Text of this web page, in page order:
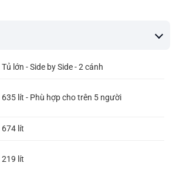
Tủ lớn - Side by Side - 2 cánh
635 lít - Phù hợp cho trên 5 người
674 lít
219 lít